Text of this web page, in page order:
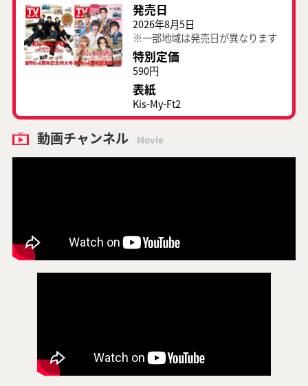
発売日
2026年8月5日
※一部地域は発売日が異なります
特別定価
590円
表紙
Kis-My-Ft2
動画チャンネル Movie